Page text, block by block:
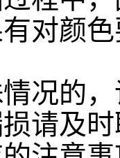
对颜
况的
请及